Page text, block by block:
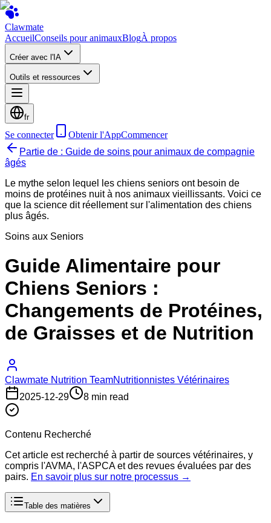
Clawmate
AccueilConseils pour animauxBlogÀ propos
Créer avec l'IA
Outils et ressources
fr
Se connecter Obtenir l'AppCommencer
Partie de : Guide de soins pour animaux de compagnie
âgés
Le mythe selon lequel les chiens seniors ont besoin de
moins de protéines nuit à nos animaux vieillissants. Voici ce
que la science dit réellement sur l'alimentation des chiens
plus âgés.
Soins aux Seniors
Guide Alimentaire pour
Chiens Seniors :
Changements de Protéines,
de Graisses et de Nutrition
Clawmate Nutrition TeamNutritionnistes Vétérinaires
2025-12-29
8 min read
Contenu Recherché
Cet article est recherché à partir de sources vétérinaires, y
compris l'AVMA, l'ASPCA et des revues évaluées par des
pairs. En savoir plus sur notre processus →
Table des matières